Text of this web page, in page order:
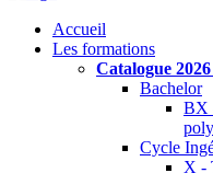
Accueil
Les formations
Catalogue
Bachelor
BX
Cycle
X -